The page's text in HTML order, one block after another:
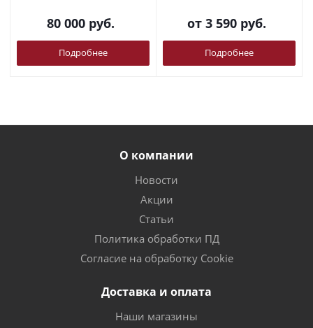
80 000 руб.
Подробнее
от 3 590 руб.
Подробнее
О компании
Новости
Акции
Статьи
Политика обработки ПД
Согласие на обработку Cookie
Доставка и оплата
Наши магазины